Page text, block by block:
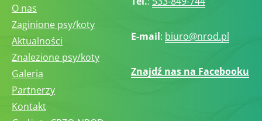
O nas
Zaginione psy/koty
Aktualności
Znalezione psy/koty
Galeria
Partnerzy
Kontakt
E-mail: biuro@nrod.pl
Znajdź nas na Facebooku